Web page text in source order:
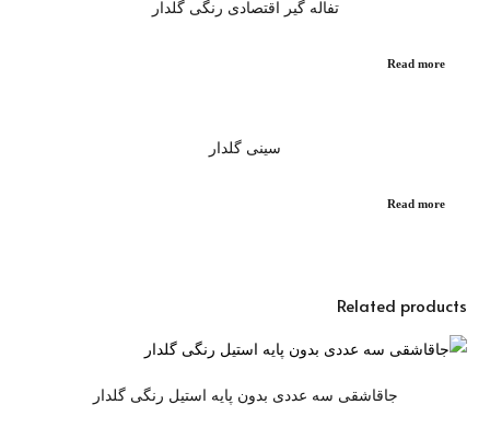
تفاله گیر اقتصادی رنگی گلدار
Read more
سینی گلدار
Read more
Related products
جاقاشقی سه عددی بدون پایه استیل رنگی گلدار